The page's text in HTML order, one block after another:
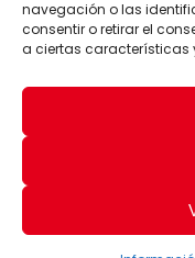
navegación o las
consentir o retirar el
a ciertas características